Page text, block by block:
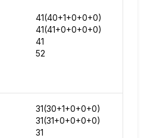
41(40+1+0+0+0)
41(41+0+0+0+0)
41
52
31(30+1+0+0+0)
31(31+0+0+0+0)
31